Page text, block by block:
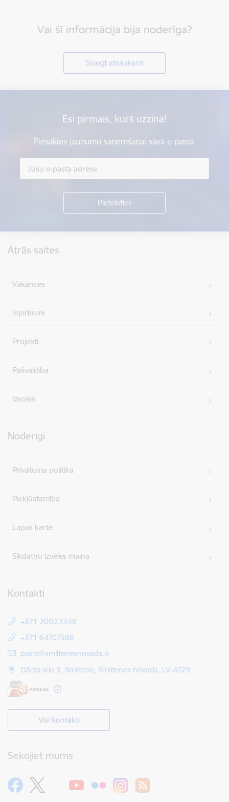
Vai šī informācija bija noderīga?
Sniegt atsauksmi
Esi pirmais, kurš uzzina!
Piesakies jaunumu saņemšanai savā e-pastā.
Ātrās saites
Vakances
Iepirkumi
Projekti
Pašvaldība
Izsoles
Noderīgi
Privātuma politika
Piekļūstamība
Lapas karte
Sīkdatņu izvēles maiņa
Kontakti
+371 20022348
+371 64707588
E-pasts:
pasts@smiltenesnovads.lv
Dārza iela 3, Smiltene, Smiltenes novads, LV-4729
Visi kontakti
Sekojiet mums